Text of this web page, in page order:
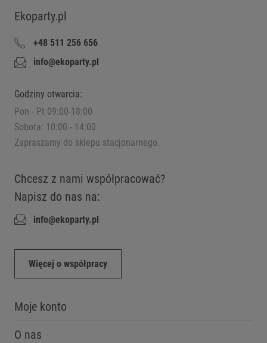
Ekoparty.pl
+48 511 256 656
info@ekoparty.pl
Godziny otwarcia:
Pon - Pt 09:00-18:00
Sobota: 10:00 - 14:00
Zapraszamy do sklepu stacjonarnego.
Chcesz z nami współpracować?
Napisz do nas na:
info@ekoparty.pl
Więcej o współpracy
Moje konto
O nas